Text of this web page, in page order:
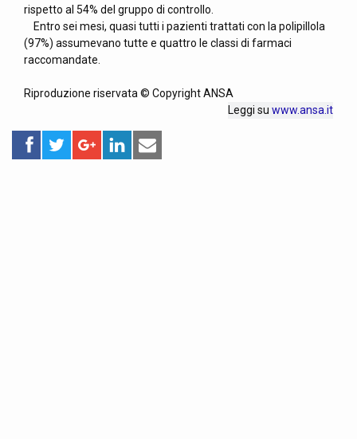
rispetto al 54% del gruppo di controllo.
Entro sei mesi, quasi tutti i pazienti trattati con la polipillola
(97%) assumevano tutte e quattro le classi di farmaci
raccomandate.
Riproduzione riservata © Copyright ANSA
Leggi su www.ansa.it